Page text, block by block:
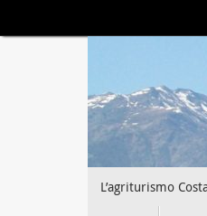
al
L’agriturismo